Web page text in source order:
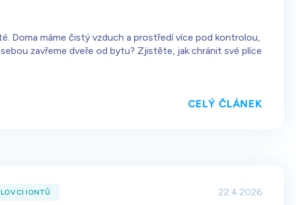
Doma máme čistý vzduch a prostředí více pod kontrolou,
zavřeme dveře od bytu? Zjistěte, jak chránit své plíce
CELÝ ČLÁNEK
LOVCI IONTŮ 22.4.2026